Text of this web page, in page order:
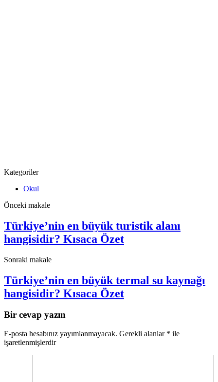
Kategoriler
Okul
Önceki makale
Türkiye’nin en büyük turistik alanı
hangisidir? Kısaca Özet
Sonraki makale
Türkiye’nin en büyük termal su kaynağı
hangisidir? Kısaca Özet
Bir cevap yazın
E-posta hesabınız yayımlanmayacak. Gerekli alanlar * ile
işaretlenmişlerdir